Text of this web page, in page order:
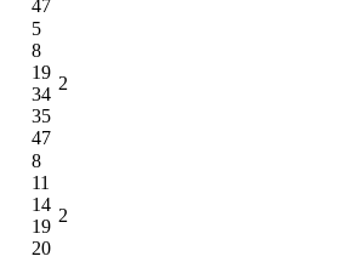
47
5
8
19
34
35
47
2
8
11
14
19
20
2